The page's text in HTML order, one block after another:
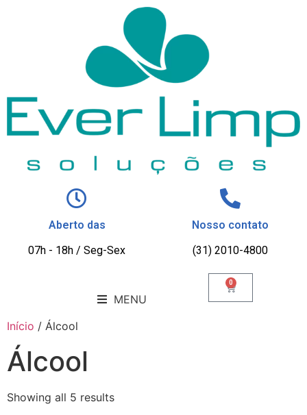
Aberto das
07h - 18h / Seg-Sex
Nosso contato
(31) 2010-4800
MENU
0
Início / Álcool
Álcool
Showing all 5 results